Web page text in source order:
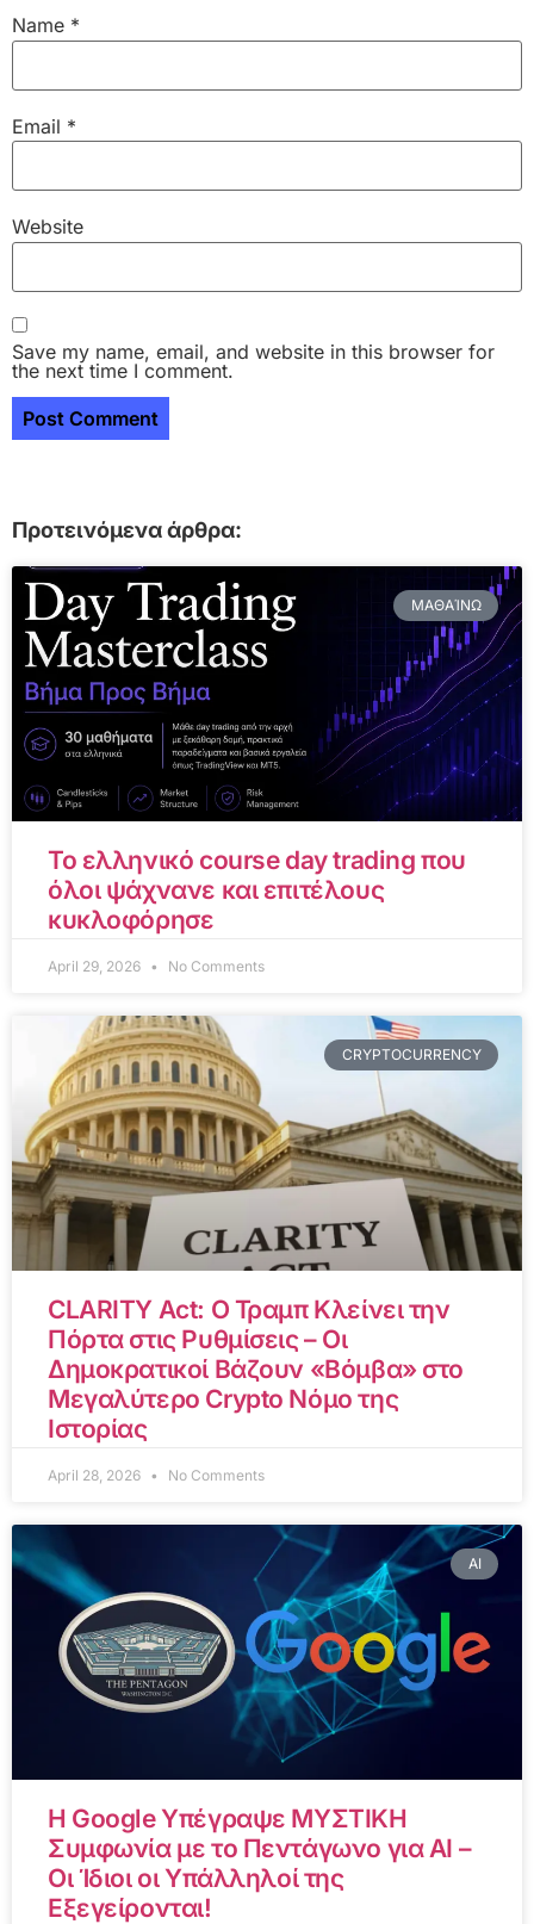
Name *
Email *
Website
Save my name, email, and website in this browser for
the next time I comment.
Προτεινόμενα άρθρα:
ΜΑΘΑΊΝΩ
Το ελληνικό course day trading που
όλοι ψάχνανε και επιτέλους
κυκλοφόρησε
April 29, 2026 No Comments
CRYPTOCURRENCY
CLARITY Act: Ο Τραμπ Κλείνει την
Πόρτα στις Ρυθμίσεις – Οι
Δημοκρατικοί Βάζουν «Βόμβα» στο
Μεγαλύτερο Crypto Νόμο της
Ιστορίας
April 28, 2026 No Comments
AI
Η Google Υπέγραψε ΜΥΣΤΙΚΗ
Συμφωνία με το Πεντάγωνο για AI –
Οι Ίδιοι οι Υπάλληλοί της
Εξεγείρονται!